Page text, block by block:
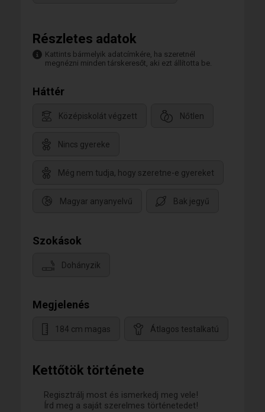
Kettőtök története
Regisztrálj most és ismerkedj meg vele!
Írd meg a saját szerelmes történetedet!
Részletes adatok
Kattints bármelyik adatcímkére, ha szeretnél
megnézni minden társkeresőt, aki ezt állította be.
Háttér
Középiskolát végzett Nőtlen
Nincs gyereke
Még nem tudja, hogy szeretne-e gyereket
Magyar anyanyelvű Bak jegyű
Szokások
Dohányzik
Megjelenés
184 cm magas Átlagos testalkatú